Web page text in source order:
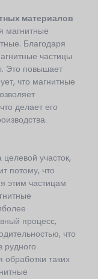
материалов
магнитные
Благодаря
частицы
Это повышает
что магнитные
делает его
участок,
потому, что
этим частицам
процесс,
что
рудного
таких